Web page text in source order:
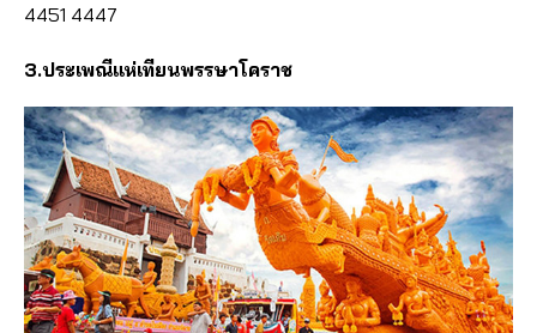
4451 4447
3.ประเพณีแห่เทียนพรรษาโคราช